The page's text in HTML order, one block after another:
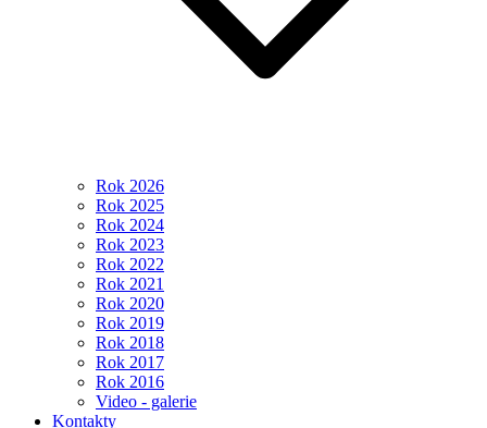
Rok 2026
Rok 2025
Rok 2024
Rok 2023
Rok 2022
Rok 2021
Rok 2020
Rok 2019
Rok 2018
Rok 2017
Rok 2016
Video - galerie
Kontakty